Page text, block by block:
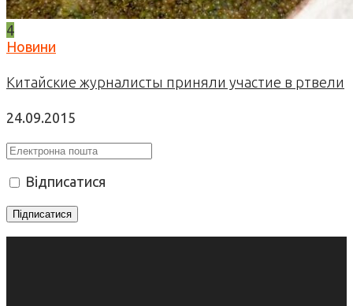
4
Новини
Китайские журналисты приняли участие в ртвели
24.09.2015
Відписатися